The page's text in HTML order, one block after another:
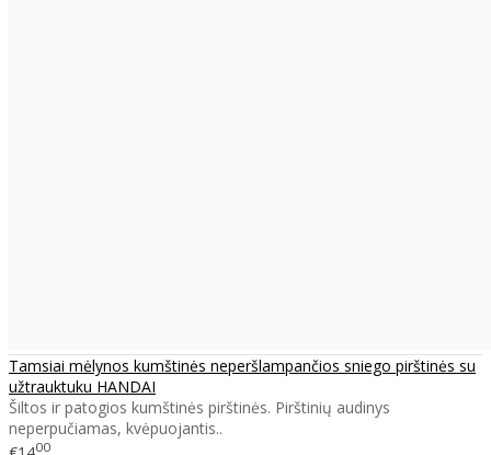
Tamsiai mėlynos kumštinės neperšlampančios sniego pirštinės su
užtrauktuku HANDAI
Šiltos ir patogios kumštinės pirštinės. Pirštinių audinys
neperpučiamas, kvėpuojantis..
00